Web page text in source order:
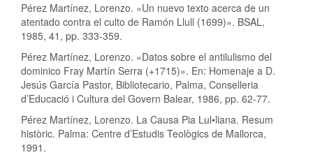
Pérez Martínez, Lorenzo. «Un nuevo texto acerca de un
atentado contra el culto de Ramón Llull (1699)». BSAL,
1985, 41, pp. 333-359.
Pérez Martínez, Lorenzo. «Datos sobre el antilulismo del
dominico Fray Martín Serra (+1715)». En: Homenaje a D.
Jesús García Pastor, Bibliotecario, Palma, Conselleria
d’Educació i Cultura del Govern Balear, 1986, pp. 62-77.
Pérez Martínez, Lorenzo. La Causa Pia Lul•liana. Resum
històric. Palma: Centre d’Estudis Teològics de Mallorca,
1991.